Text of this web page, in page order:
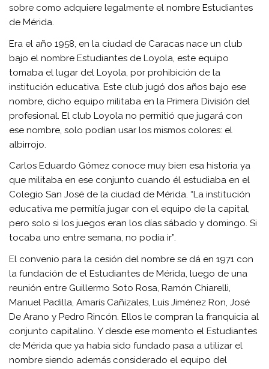
sobre como adquiere legalmente el nombre Estudiantes
de Mérida.
Era el año 1958, en la ciudad de Caracas nace un club
bajo el nombre Estudiantes de Loyola, este equipo
tomaba el lugar del Loyola, por prohibición de la
institución educativa. Este club jugó dos años bajo ese
nombre, dicho equipo militaba en la Primera División del
profesional. El club Loyola no permitió que jugará con
ese nombre, solo podían usar los mismos colores: el
albirrojo.
Carlos Eduardo Gómez conoce muy bien esa historia ya
que militaba en ese conjunto cuando él estudiaba en el
Colegio San José de la ciudad de Mérida. “La institución
educativa me permitía jugar con el equipo de la capital,
pero solo si los juegos eran los días sábado y domingo. Si
tocaba uno entre semana, no podía ir”.
El convenio para la cesión del nombre se dá en 1971 con
la fundación de el Estudiantes de Mérida, luego de una
reunión entre Guillermo Soto Rosa, Ramón Chiarelli,
Manuel Padilla, Amarís Cañizales, Luis Jiménez Ron, José
De Arano y Pedro Rincón. Ellos le compran la franquicia al
conjunto capitalino. Y desde ese momento el Estudiantes
de Mérida que ya había sido fundado pasa a utilizar el
nombre siendo además considerado el equipo del